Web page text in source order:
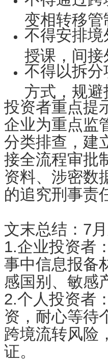
变相转移管
不得安排
授课，间接
不得以拆
方式，规避
投资者重点提
企业为重点监
分类排查，建
接全流程审批
资料、涉密数
的追究刑事责
文末总结：7
1.企业投资者
事中信息报备
感国别、敏感
2.个人投资者
资，耐心等待
跨境流转风险
证。